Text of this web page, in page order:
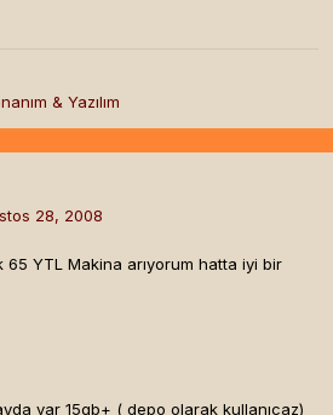
& Yazılım
28, 2008
65 YTL Makina arıyorum hatta iyi bir
var 15gb+ ( depo olarak kullanıcaz)